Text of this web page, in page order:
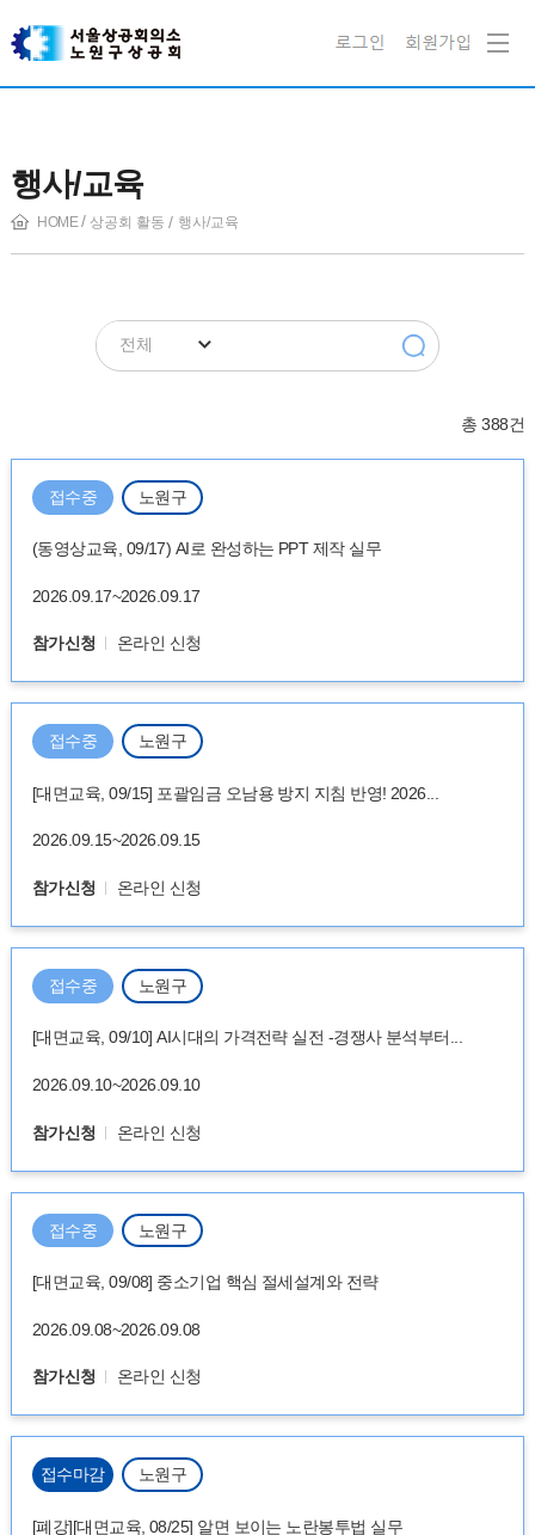
행사/교육
HOME 상공회 활동 행사/교육
전체
총 388건
접수중 노원구
(동영상교육, 09/17) AI로 완성하는 PPT 제작 실무
2026.09.17~2026.09.17
참가신청 온라인 신청
접수중 노원구
[대면교육, 09/15] 포괄임금 오남용 방지 지침 반영! 2026...
2026.09.15~2026.09.15
참가신청 온라인 신청
접수중 노원구
[대면교육, 09/10] AI시대의 가격전략 실전 -경쟁사 분석부터...
2026.09.10~2026.09.10
참가신청 온라인 신청
접수중 노원구
[대면교육, 09/08] 중소기업 핵심 절세설계와 전략
2026.09.08~2026.09.08
참가신청 온라인 신청
접수마감 노원구
[폐강][대면교육, 08/25] 알면 보이는 노란봉투법 실무